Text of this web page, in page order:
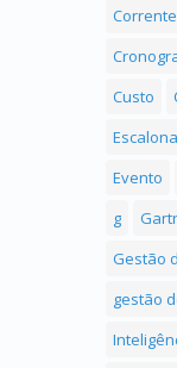
Custo
Evento
g
Gestão
gestão